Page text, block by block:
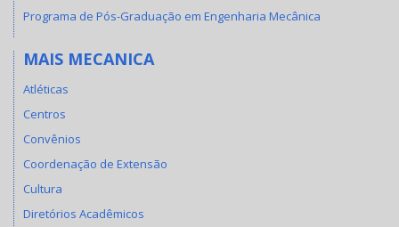
Programa de Pós-Graduação em Engenharia Mecânica
MAIS MECANICA
Atléticas
Centros
Convênios
Coordenação de Extensão
Cultura
Diretórios Acadêmicos